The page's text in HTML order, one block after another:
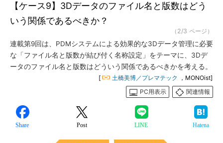
【ケース9】3Dデータのファイル名と版数はどう
いう関係であるべきか？
（2/3 ページ）
連載第9回は、PDMシステムによる効果的な3Dデータ管理に必要
な「ファイル名と版数が結び付く名称設定」をテーマに、3Dデ
ータのファイル名と版数はどういう関係であるべきかを考える。
[ 土橋美博／プレマテック
，MONOist]
PC用表示
関連情報
Share Post LINE Hatena